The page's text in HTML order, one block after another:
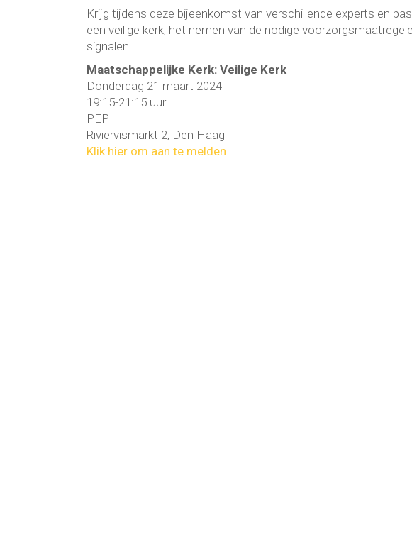
Krijg tijdens deze bijeenkomst van verschillende experts en
een veilige kerk, het nemen van de nodige
signalen.
Maatschappelijke Kerk: Veilige Kerk
Donderdag 21 maart 2024
19:15-21:15 uur
PEP
Riviervismarkt 2, Den Haag
Klik hier om aan te melden